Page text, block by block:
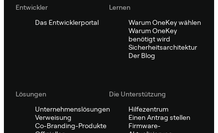
Entwickler
Das Entwicklerportal
Lernen
Warum OneKey wählen
Warum OneKey
benötigt wird
Sicherheitsarchitektur
Der Blog
Lösungen
Unternehmenslösungen
Verweisung
Co-Branding-Produkte
Die Unterstützung
Hilfezentrum
Einen Antrag stellen
Firmware-